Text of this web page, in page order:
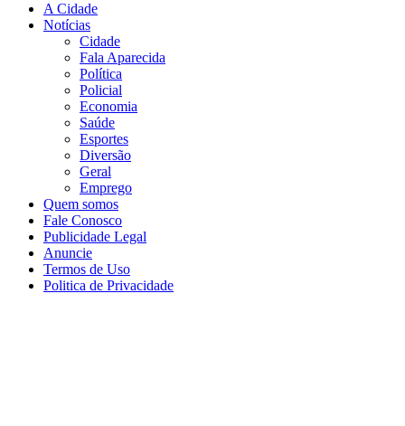
A Cidade
Notícias
Cidade
Fala Aparecida
Política
Policial
Economia
Saúde
Esportes
Diversão
Geral
Emprego
Quem somos
Fale Conosco
Publicidade Legal
Anuncie
Termos de Uso
Politica de Privacidade